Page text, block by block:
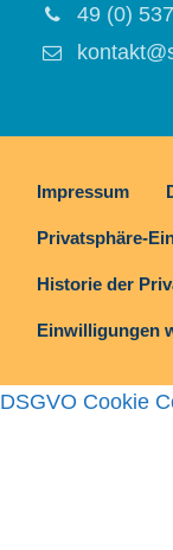
49 (0)
Impressum
Privatsphäre-
Historie der
Einwilligungen
DSGVO Cookie